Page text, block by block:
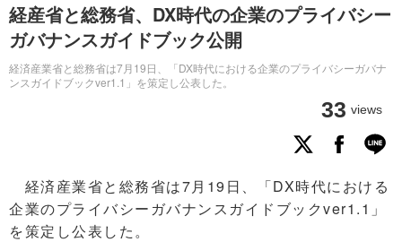
経産省と総務省、DX時代の企業のプライバシー
ガバナンスガイドブック公開
経済産業省と総務省は7月19日、「DX時代における企業のプライバシーガバナ
ンスガイドブックver1.1」を策定し公表した。
33 views
経済産業省と総務省は7月19日、「DX時代における
企業のプライバシーガバナンスガイドブックver1.1」
を策定し公表した。